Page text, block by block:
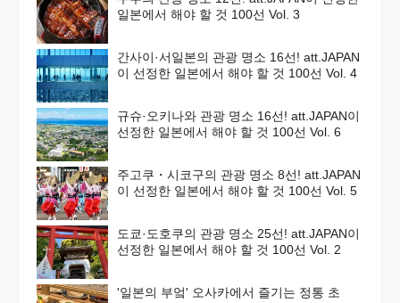
일본에서 해야 할 것 100선 Vol. 3
간사이·서일본의 관광 명소 16선! att.JAPAN
이 선정한 일본에서 해야 할 것 100선 Vol. 4
규슈·오키나와 관광 명소 16선! att.JAPAN이
선정한 일본에서 해야 할 것 100선 Vol. 6
주고쿠・시코구의 관광 명소 8선! att.JAPAN
이 선정한 일본에서 해야 할 것 100선 Vol. 5
도쿄·도호쿠의 관광 명소 25선! att.JAPAN이
선정한 일본에서 해야 할 것 100선 Vol. 2
'일본의 부엌' 오사카에서 즐기는 정통 초